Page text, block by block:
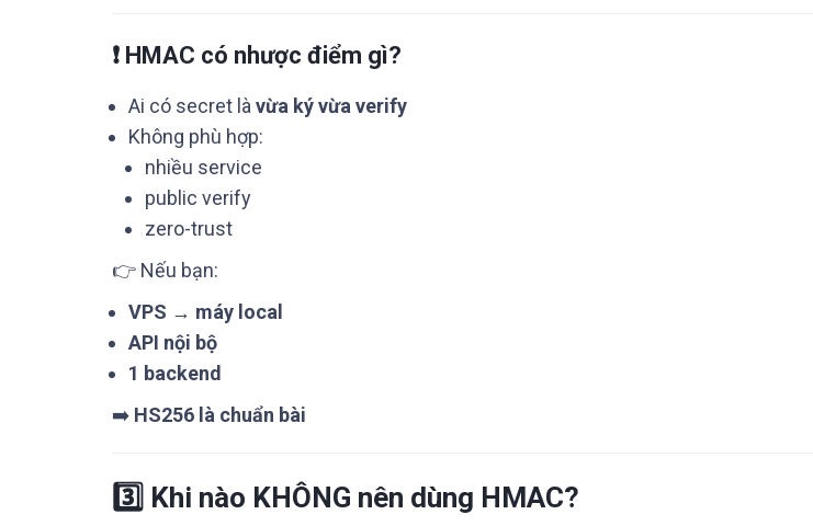
❗ HMAC có nhược điểm gì?
Ai có secret là vừa ký vừa verify
Không phù hợp:
nhiều service
public verify
zero-trust
👉 Nếu bạn:
VPS → máy local
API nội bộ
1 backend
➡️ HS256 là chuẩn bài
3️⃣ Khi nào KHÔNG nên dùng HMAC?